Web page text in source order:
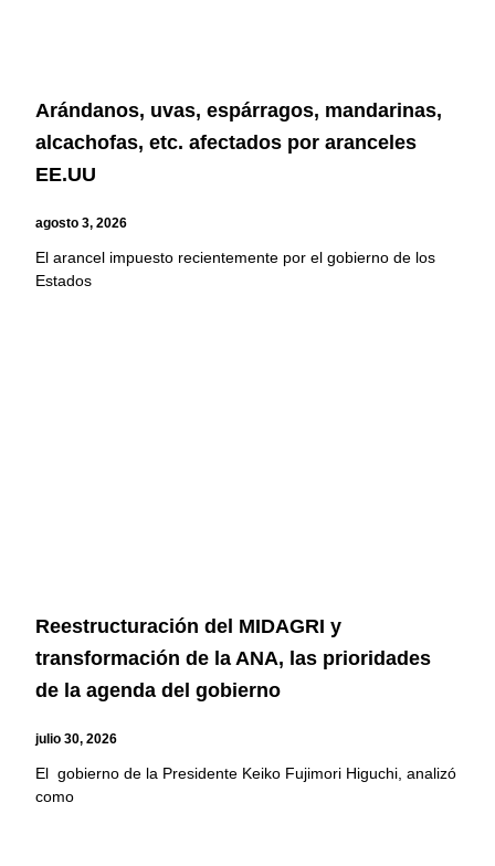
Arándanos, uvas, espárragos, mandarinas,
alcachofas, etc. afectados por aranceles
EE.UU
agosto 3, 2026
El arancel impuesto recientemente por el gobierno de los
Estados
Reestructuración del MIDAGRI y
transformación de la ANA, las prioridades
de la agenda del gobierno
julio 30, 2026
El gobierno de la Presidente Keiko Fujimori Higuchi, analizó
como